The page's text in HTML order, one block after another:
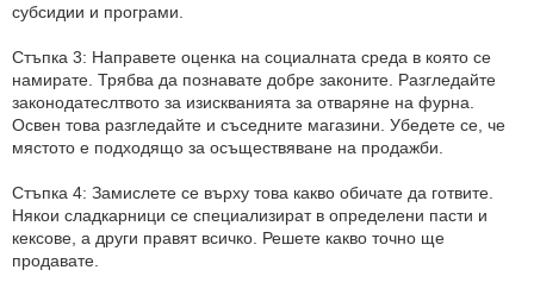
субсидии и програми.
Стъпка 3: Направете оценка на социалната среда в която се
намирате. Трябва да познавате добре законите. Разгледайте
законодатеслтвото за изискванията за отваряне на фурна.
Освен това разгледайте и съседните магазини. Убедете се, че
мястото е подходящо за осъществяване на продажби.
Стъпка 4: Замислете се върху това какво обичате да готвите.
Някои сладкарници се специализират в определени пасти и
кексове, а други правят всичко. Решете какво точно ще
продавате.